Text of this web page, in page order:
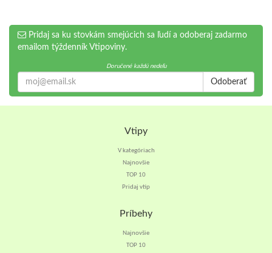
Pridaj sa ku stovkám smejúcich sa ľudí a odoberaj zadarmo
emailom týždenník Vtipoviny.
Doručené každú nedeľu
Odoberať
Vtipy
V kategóriach
Najnovšie
TOP 10
Pridaj vtip
Príbehy
Najnovšie
TOP 10